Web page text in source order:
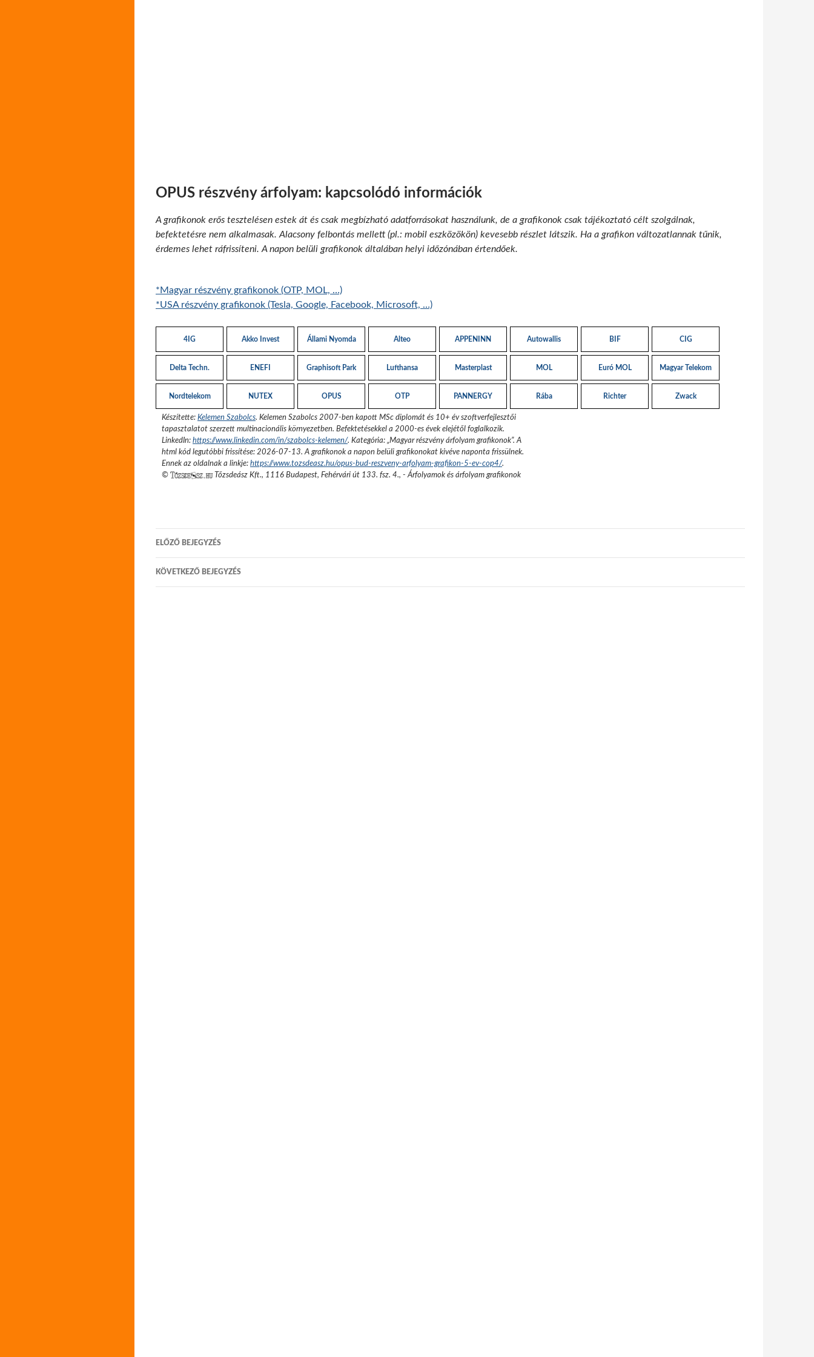
OPUS részvény árfolyam: kapcsolódó információk
A grafikonok erős tesztelésen estek át és csak megbízható adatforrásokat használunk, de a grafikonok csak tájékoztató célt szolgálnak,
befektetésre nem alkalmasak. Alacsony felbontás mellett (pl.: mobil eszközökön) kevesebb részlet látszik. Ha a grafikon változatlannak tűnik,
érdemes lehet ráfrissíteni. A napon belüli grafikonok általában helyi időzónában értendőek.
*Magyar részvény grafikonok (OTP, MOL, …)
*USA részvény grafikonok (Tesla, Google, Facebook, Microsoft, …)
4IG Akko Invest Állami Nyomda Alteo APPENINN Autowallis BIF CIG
Delta Techn. ENEFI Graphisoft Park Lufthansa Masterplast MOL Euró MOL Magyar Telekom
Nordtelekom NUTEX OPUS OTP PANNERGY Rába Richter Zwack
Készítette: Kelemen Szabolcs. Kelemen Szabolcs 2007-ben kapott MSc diplomát és 10+ év szoftverfejlesztői
tapasztalatot szerzett multinacionális környezetben. Befektetésekkel a 2000-es évek elejétől foglalkozik.
LinkedIn: https://www.linkedin.com/in/szabolcs-kelemen/. Kategória: „Magyar részvény árfolyam grafikonok”.A
html kód legutóbbi frissítése: 2026-07-13. A grafikonok a napon belüli grafikonokat kivéve naponta frissülnek.
Ennek az oldalnak a linkje: https://www.tozsdeasz.hu/opus-bud-reszveny-arfolyam-grafikon-5-ev-cop4/.
©
Tőzsdeász Kft., 1116 Budapest, Fehérvári út 133. fsz. 4., - Árfolyamok és árfolyam grafikonok
Bejegyzés
navigáció
ELŐZŐ BEJEGYZÉS
KÖVETKEZŐ BEJEGYZÉS